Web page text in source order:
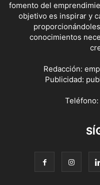
fomento del
objetivo es inspirar y
conocimientos
Redacción:
Publicidad:
Teléfono: